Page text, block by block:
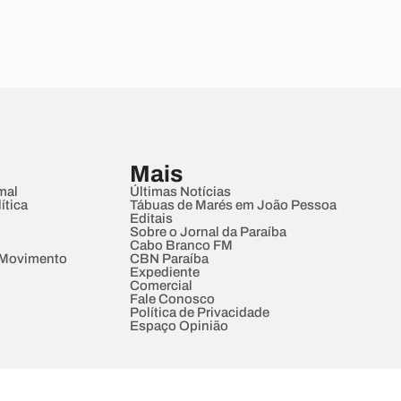
Mais
Últimas Notícias
Tábuas de Marés em João Pessoa
Editais
Sobre o Jornal da Paraíba
Cabo Branco FM
CBN Paraíba
Expediente
Comercial
Fale Conosco
Política de Privacidade
Espaço Opinião